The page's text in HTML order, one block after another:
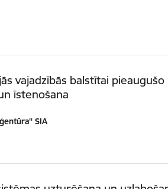
vajadzībās balstītai
īstenošana
SIA